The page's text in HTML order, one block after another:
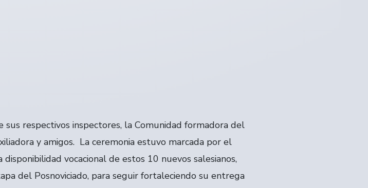
sus respectivos inspectores, la Comunidad formadora del
y amigos. La ceremonia estuvo marcada por el
vocacional de estos 10 nuevos salesianos,
del Posnoviciado, para seguir fortaleciendo su entrega